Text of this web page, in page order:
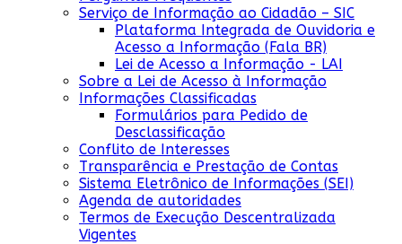
Serviço de Informação ao Cidadão – SIC
Plataforma Integrada de Ouvidoria e
Acesso a Informação (Fala BR)
Lei de Acesso a Informação - LAI
Sobre a Lei de Acesso à Informação
Informações Classificadas
Formulários para Pedido de
Desclassificação
Conflito de Interesses
Transparência e Prestação de Contas
Sistema Eletrônico de Informações (SEI)
Agenda de autoridades
Termos de Execução Descentralizada
Vigentes